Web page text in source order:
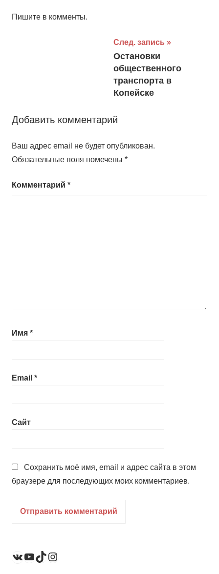
Пишите в комменты.
След. запись
Остановки
общественного
транспорта в
Копейске
Добавить комментарий
Ваш адрес email не будет опубликован.
Обязательные поля помечены *
Комментарий *
Имя *
Email *
Сайт
Сохранить моё имя, email и адрес сайта в этом
браузере для последующих моих комментариев.
ВКонтакте
YouTube
TikTokInstagram